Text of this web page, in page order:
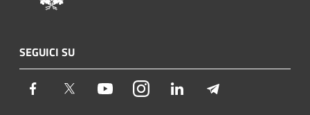
SEGUICI SU
Facebook Twitter YoutubeInstagram LinkedIn